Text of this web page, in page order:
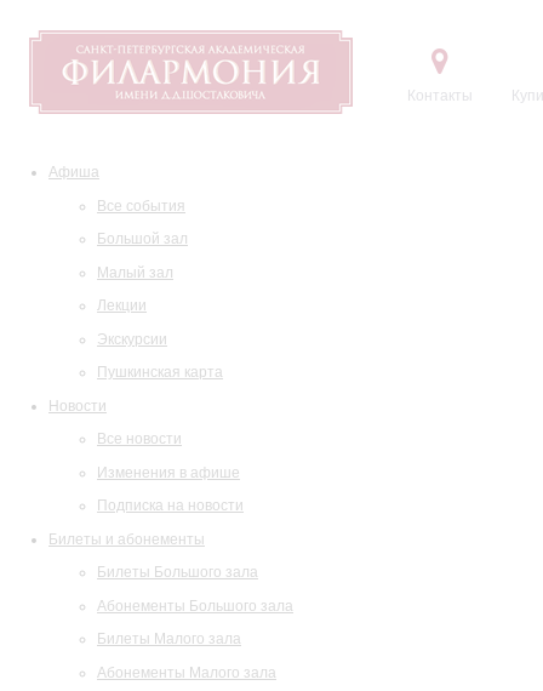
Контакты
Афиша
Все события
Большой зал
Малый зал
Лекции
Экскурсии
Пушкинская карта
Новости
Все новости
Изменения в афише
Подписка на новости
Билеты и абонементы
Билеты Большого зала
Абонементы Большого зала
Билеты Малого зала
Абонементы Малого зала